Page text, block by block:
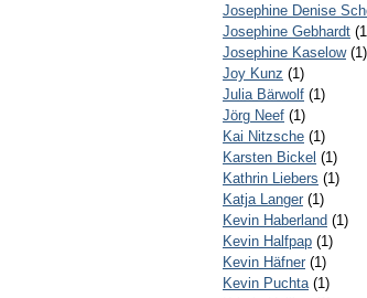
Josephine Denise
Josephine Gebhardt
Josephine Kaselow(1)
Joy Kunz (1)
Julia Bärwolf (1)
Jörg Neef (1)
Kai Nitzsche (1)
Karsten Bickel (1)
Kathrin Liebers (1)
Katja Langer (1)
Kevin Haberland (1)
Kevin Halfpap (1)
Kevin Häfner (1)
Kevin Puchta(1)